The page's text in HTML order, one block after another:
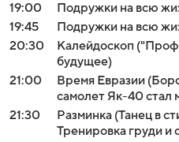
19:00
Подружки на всю
19:45
Подружки на всю
20:30
Калейдоскоп
будущее)
21:00
Время Евразии
самолет Як-40 стал
21:30
Разминка (Танец в
Тренировка груди и